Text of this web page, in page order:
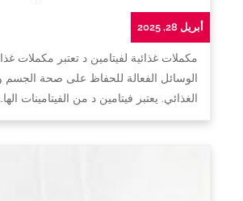
أبريل 28, 2025
مكملات غذائية لفيتامين د تعتبر مكملات
الوسائل الفعالة للحفاظ على صحة الجسم
الغذائي. يعتبر فيتامين د من الفيتامينات الها…